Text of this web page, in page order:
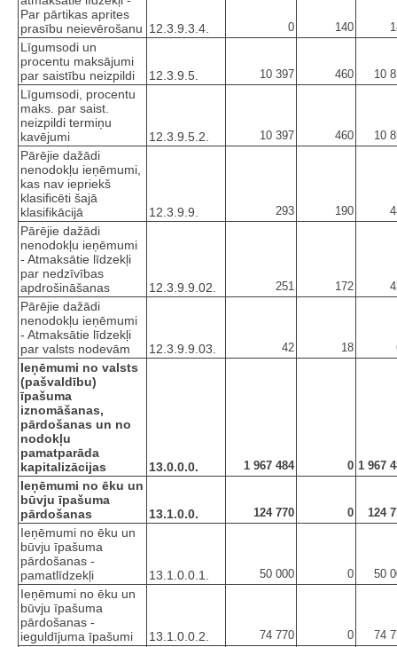
Par pārtikas aprites
prasību neievērošanu 12.3.9.3.4. 0 140
Līgumsodi un
procentu maksājumi
par saistību neizpildi
12.3.9.5. 10 397 460 10
Līgumsodi, procentu
maks. par saist.
neizpildi termiņu
kavējumi
12.3.9.5.2. 10 397 460 10
Pārējie dažādi
nenodokļu ieņēmumi,
kas nav iepriekš
klasificēti šajā
klasifikācijā
12.3.9.9. 293 190
Pārējie dažādi
nenodokļu ieņēmumi
- Atmaksātie līdzekļi
par nedzīvības
apdrošināšanas
12.3.9.9.02. 251 172
Pārējie dažādi
nenodokļu ieņēmumi
- Atmaksātie līdzekļi
par valsts nodevām
12.3.9.9.03. 42 18
Ieņēmumi no valsts
(pašvaldību)
īpašuma
iznomāšanas,
pārdošanas un no
nodokļu
pamatparāda
kapitalizācijas
13.0.0.0. 1 967 484 0 1 967
Ieņēmumi no ēku un
būvju īpašuma
pārdošanas
13.1.0.0. 124 770 0 124
Ieņēmumi no ēku un
būvju īpašuma
pārdošanas -
pamatlīdzekļi
13.1.0.0.1. 50 000 0 50
Ieņēmumi no ēku un
būvju īpašuma
pārdošanas -
ieguldījuma īpašumi
13.1.0.0.2. 74 770 0 74